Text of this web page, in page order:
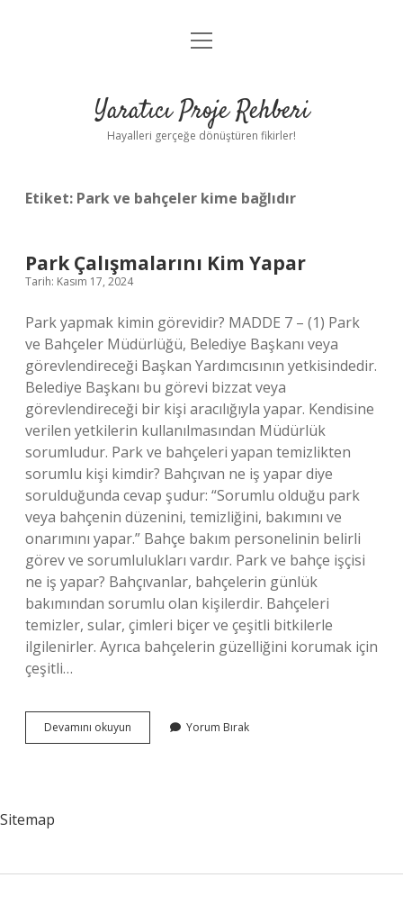
Anasayfa
Yasal Uyarı
menüyü
Yaratıcı Proje Rehberi
Hayalleri gerçeğe dönüştüren fikirler!
Etiket: Park ve bahçeler kime bağlıdır
Park Çalışmalarını Kim Yapar
Tarih: Kasım 17, 2024
Park yapmak kimin görevidir? MADDE 7 – (1) Park
ve Bahçeler Müdürlüğü, Belediye Başkanı veya
görevlendireceği Başkan Yardımcısının yetkisindedir.
Belediye Başkanı bu görevi bizzat veya
görevlendireceği bir kişi aracılığıyla yapar. Kendisine
verilen yetkilerin kullanılmasından Müdürlük
sorumludur. Park ve bahçeleri yapan temizlikten
sorumlu kişi kimdir? Bahçıvan ne iş yapar diye
sorulduğunda cevap şudur: “Sorumlu olduğu park
veya bahçenin düzenini, temizliğini, bakımını ve
onarımını yapar.” Bahçe bakım personelinin belirli
görev ve sorumlulukları vardır. Park ve bahçe işçisi
ne iş yapar? Bahçıvanlar, bahçelerin günlük
bakımından sorumlu olan kişilerdir. Bahçeleri
temizler, sular, çimleri biçer ve çeşitli bitkilerle
ilgilenirler. Ayrıca bahçelerin güzelliğini korumak için
çeşitli…
Devamını okuyun
Çalışmalarını
Yorum Bırak
Sitemap